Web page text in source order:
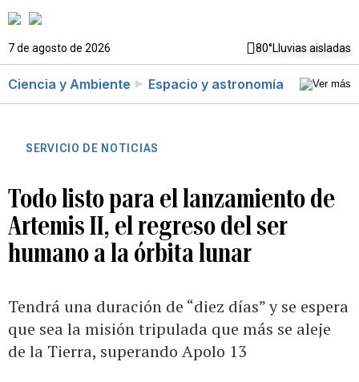
7 de agosto de 2026 80°Lluvias aisladas
Ciencia y Ambiente Espacio y astronomía
SERVICIO DE NOTICIAS
Todo listo para el lanzamiento de
Artemis II, el regreso del ser
humano a la órbita lunar
Tendrá una duración de “diez días” y se espera
que sea la misión tripulada que más se aleje
de la Tierra, superando Apolo 13